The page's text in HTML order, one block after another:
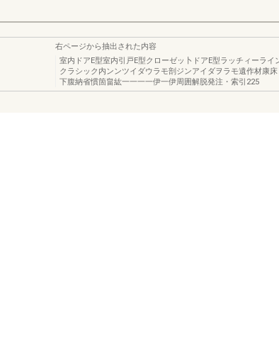
右ページから抽出された内容
室内ドアE型室内引戸E型クローゼッ卜ドアE型ラッチィーライ
クラシック内ンンツイダウラモ剖ジンアイダヲラモ遺作材康床
下腹納省慣箇畠紘一一一一伊一伊周囲解脱発注・索引225